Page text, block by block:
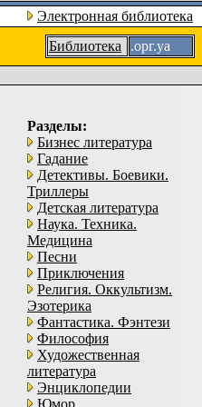
Электронная библиотека
Библиотека
.орг.уа
Разделы:
Бизнес литература
Гадание
Детективы. Боевики.
Триллеры
Детская литература
Наука. Техника.
Медицина
Песни
Приключения
Религия. Оккультизм.
Эзотерика
Фантастика. Фэнтези
Философия
Художественная
литература
Энциклопедии
Юмор